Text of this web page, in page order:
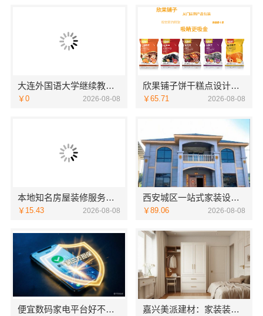
大连外国语大学继续教育学院线上咨询英语专业
￥0 2026-08-08
欣果铺子饼干糕点设计的非常新颖
￥65.71 2026-08-08
本地知名房屋装修服务环保嘉兴绿色之家建材科技
￥15.43 2026-08-08
西安城区一站式家装设计毛坯房自有施工队-居安天成（西安）建筑工程有限责任公司
￥89.06 2026-08-08
便宜数码家电平台好不好湖北省惠物电子商务有限公司 嘉兴美派建材：家装装修环保材料靠谱商家推荐